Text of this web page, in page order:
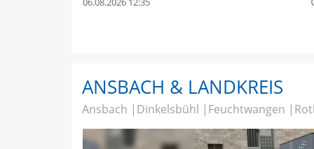
ANSBACH & LANDKREIS
Ansbach Dinkelsbühl Feuchtwangen